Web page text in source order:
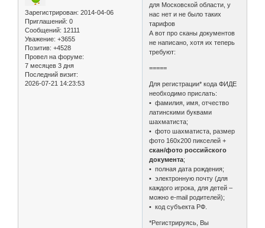
Зарегистрирован: 2014-04-06
Приглашений: 0
Сообщений: 12111
Уважение: +3655
Позитив: +4528
Провел на форуме:
7 месяцев 3 дня
Последний визит:
2026-07-21 14:23:53
для Московской области, у
нас нет и не было таких
тарифов
А вот про сканы документов
не написано, хотя их теперь
требуют:
=====
Для регистрации* кода ФИДЕ
необходимо прислать:
• фамилия, имя, отчество
латинскими буквами
шахматиста;
• фото шахматиста, размер
фото 160х200 пикселей +
скан/фото российского
документа;
• полная дата рождения;
• электронную почту (для
каждого игрока, для детей –
можно e-mail родителей);
• код субъекта РФ.
*Регистрируясь, Вы